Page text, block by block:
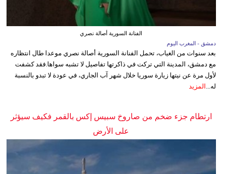
الفنانة السورية أصالة نصري
دمشق - المغرب اليوم
بعد سنوات من الغياب، تحمل الفنانة السورية أصالة نصري موعدا طال انتظاره
مع دمشق، المدينة التي تركت في ذاكرتها تفاصيل لا تشبه سواها.فقد كشفت
لأول مرة عن نيتها زيارة سوريا خلال شهر آب الجاري، في عودة لا تبدو بالنسبة
له... المزيد
ارتطام جزء ضخم من صاروخ سبيس إكس بالقمر فكيف سيؤثر
على الأرض